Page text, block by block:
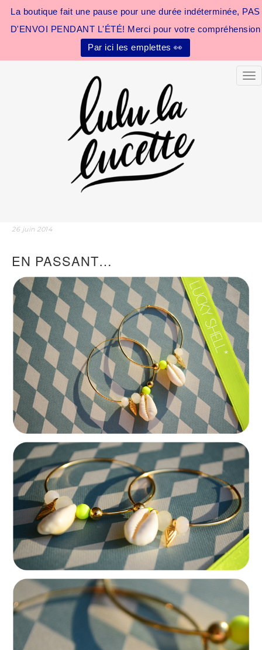
La boutique fait une pause pour une durée indéterminée, PAS
D'ENVOI PENDANT L'ÉTÉ! Merci pour votre compréhension
Par ici les emplettes 👀
26 juin 2014
EN PASSANT…